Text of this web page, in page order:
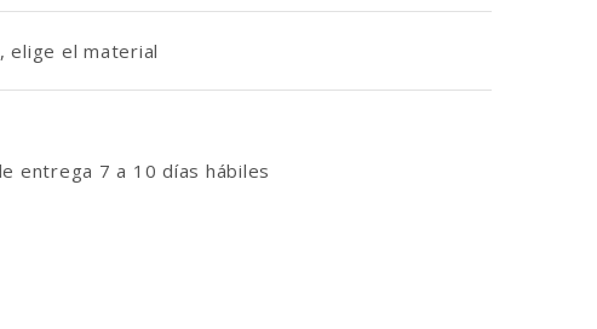
elige el material
entrega 7 a 10 días hábiles